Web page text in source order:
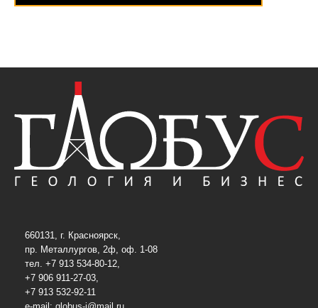
660131, г. Красноярск,
пр. Металлургов, 2ф, оф. 1-08
тел. +7 913 534-80-12,
+7 906 911-27-03,
+7 913 532-92-11